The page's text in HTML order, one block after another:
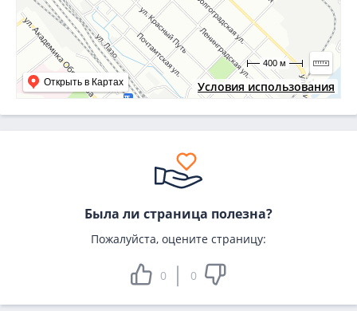
Условия использования
Открыть в Картах
400 м
Была ли страница полезна?
Пожалуйста, оцените страницу:
0 0